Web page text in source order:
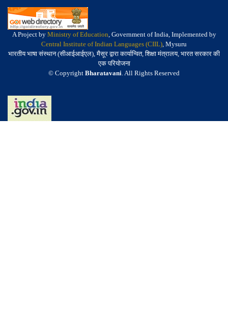
A Project by Ministry of Education, Government of India, Implemented by
Central Institute of Indian Languages (CIIL), Mysuru
भारतीय भाषा संस्थान (सीआईआईएल), मैसूर द्वारा कार्यान्वित, शिक्षा मंत्रालय, भारत सरकार की
एक परियोजना
© Copyright Bharatavani. All Rights Reserved